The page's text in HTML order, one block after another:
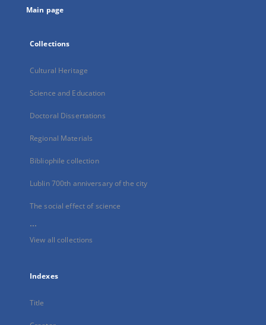
Main page
Collections
Cultural Heritage
Science and Education
Doctoral Dissertations
Regional Materials
Bibliophile collection
Lublin 700th anniversary of the city
The social effect of science
...
View all collections
Indexes
Title